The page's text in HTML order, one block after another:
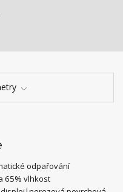
odpařování
65% vlhkost